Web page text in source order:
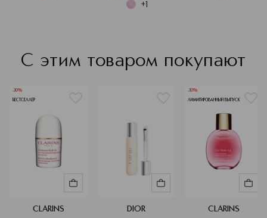
+1
С этим товаром покупают
-30%
БЕСТСЕЛЛЕР
CLARINS DIOR
-30%
ЛИМИТИРОВАННЫЙ ВЫПУСК
CLARINS